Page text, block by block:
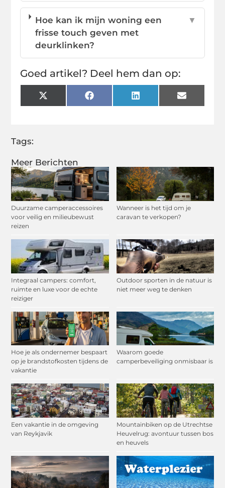
Meer Berichten
Duurzame camperaccessoires
voor veilig en milieubewust
reizen
Wanneer is het tijd om je
caravan te verkopen?
Integraal campers: comfort,
ruimte en luxe voor de echte
reiziger
Outdoor sporten in de natuur is
niet meer weg te denken
Hoe je als ondernemer bespaart
op je brandstofkosten tijdens de
vakantie
Waarom goede
camperbeveiliging onmisbaar is
Een vakantie in de omgeving
van Reykjavik
Mountainbiken op de Utrechtse
Heuvelrug: avontuur tussen bos
en heuvels
Hoe kan ik mijn woning een
frisse touch geven met
deurklinken?
▼
Goed artikel? Deel hem dan op:
X
(Twitter)
Facebook LinkedIn Email
Tags: